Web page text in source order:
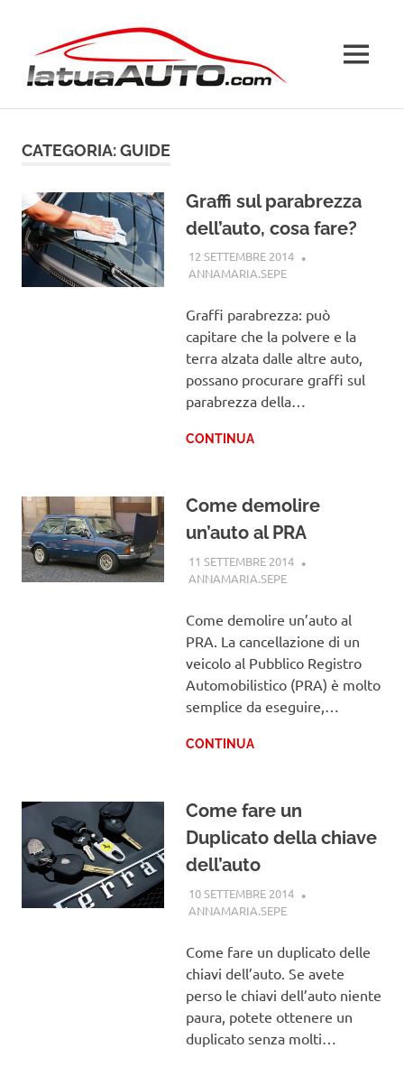
contenuto
MENU
CATEGORIA:GUIDE
Graffi sul parabrezza
dell’auto, cosa fare?
12 SETTEMBRE 2014
ANNAMARIA.SEPEGUIDE
Graffi parabrezza: può
capitare che la polvere e la
terra alzata dalle altre auto,
possano procurare graffi sul
parabrezza della…
CONTINUA
Come demolire
un’auto al PRA
11 SETTEMBRE 2014
ANNAMARIA.SEPEGUIDE
Come demolire un’auto al
PRA. La cancellazione di un
veicolo al Pubblico Registro
Automobilistico (PRA) è molto
semplice da eseguire,…
CONTINUA
Come fare un
Duplicato della chiave
dell’auto
10 SETTEMBRE 2014
ANNAMARIA.SEPEGUIDE
Come fare un duplicato delle
chiavi dell’auto. Se avete
perso le chiavi dell’auto niente
paura, potete ottenere un
duplicato senza molti…